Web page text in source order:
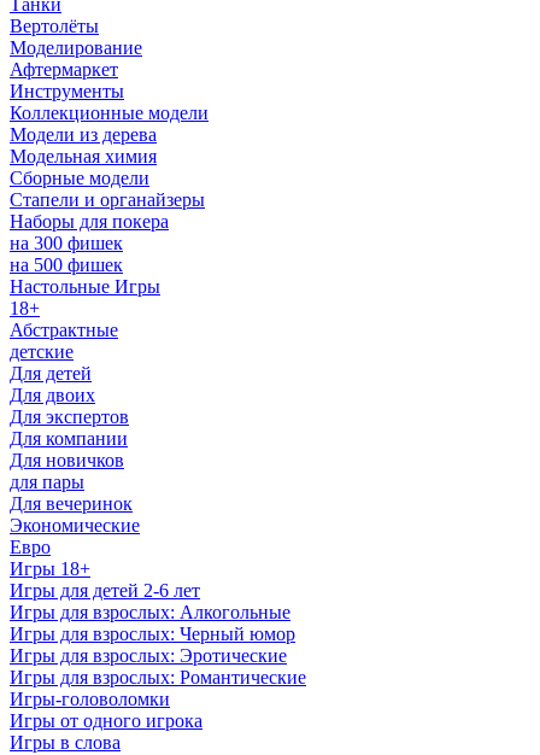
Танки
Вертолёты
Моделирование
Афтермаркет
Инструменты
Коллекционные модели
Модели из дерева
Модельная химия
Сборные модели
Стапели и органайзеры
Наборы для покера
на 300 фишек
на 500 фишек
Настольные Игры
18+
Абстрактные
детские
Для детей
Для двоих
Для экспертов
Для компании
Для новичков
для пары
Для вечеринок
Экономические
Евро
Игры 18+
Игры для детей 2-6 лет
Игры для взрослых: Алкогольные
Игры для взрослых: Черный юмор
Игры для взрослых: Эротические
Игры для взрослых: Романтические
Игры-головоломки
Игры от одного игрока
Игры в слова